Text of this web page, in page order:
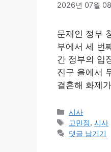
2026년 07월
문재인 정부
부에서 세 번
간 정부의 입
진구 을에서
결혼해 화제
카
테
고
시사
태
그
고민정,시사
댓글 남기기